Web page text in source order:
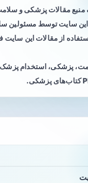
مقالات پزشکی و
این سایت توسط مسئولین
از مقالات این سایت
پزشکی، استخدام پزشک